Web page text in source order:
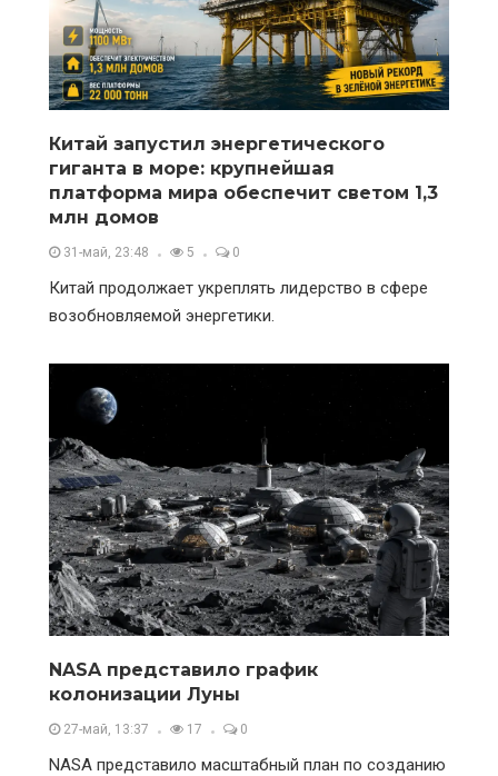
Китай запустил энергетического
гиганта в море: крупнейшая
платформа мира обеспечит светом 1,3
млн домов
31-май, 23:48 5 0
Китай продолжает укреплять лидерство в сфере
возобновляемой энергетики.
NASA представило график
колонизации Луны
27-май, 13:37 17 0
NASA представило масштабный план по созданию